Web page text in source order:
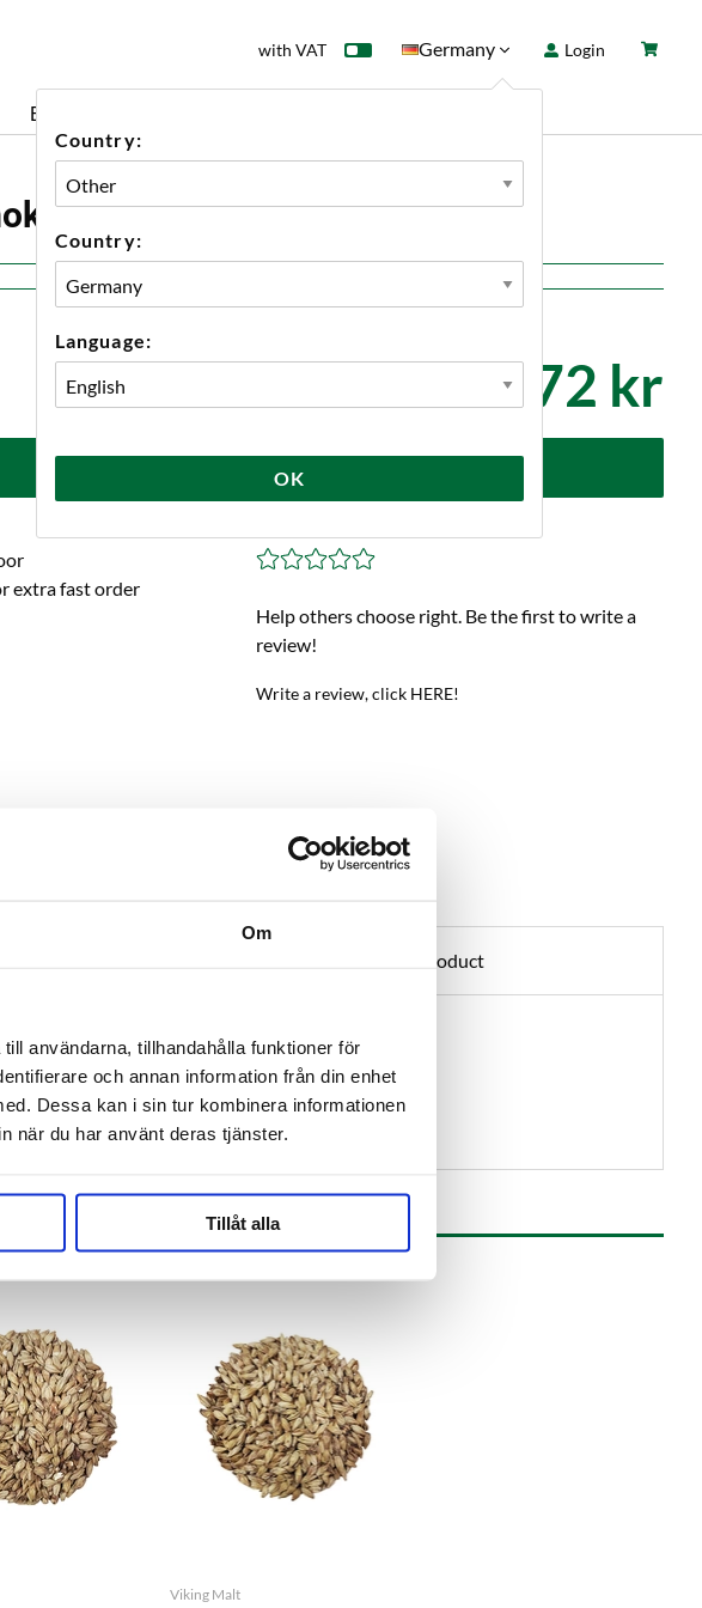
Om
användarna, tillhandahålla funktioner för
och annan information från din enhet
Dessa kan i sin tur kombinera informationen
när du har använt deras tjänster.
Tillåt alla
with VAT Germany
Country:
Country:
Language:
OK
Login
Beer
Beer
72 kr
extra fast order
Help others choose right. Be the first to write a
review!
Write a review, click HERE!
Ask about product
Viking Malt